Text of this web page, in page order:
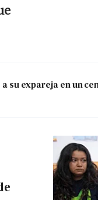
su expareja en un